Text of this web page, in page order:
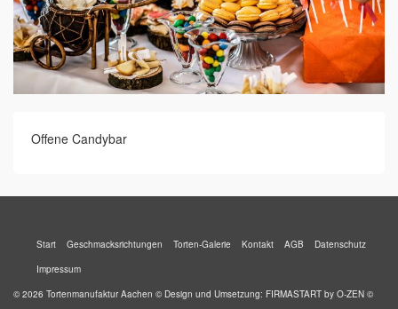
Offene Candybar
Start Geschmacksrichtungen Torten-Galerie Kontakt AGB
Datenschutz
Impressum
© 2026 Tortenmanufaktur Aachen © Design und Umsetzung: FIRMASTART by O-ZEN ©